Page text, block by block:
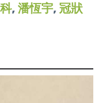
, 潘恆宇, 冠狀